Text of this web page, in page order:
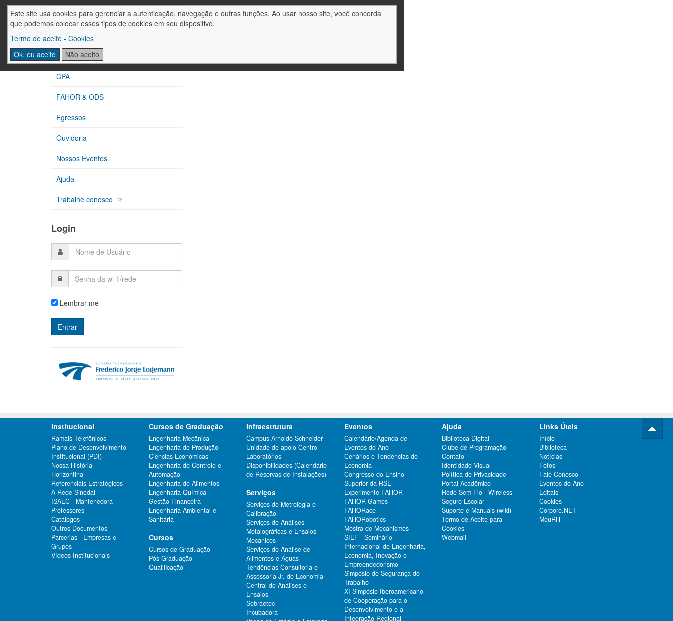
Este site usa cookies para gerenciar a autenticação, navegação e outras funções. Ao usar nosso site, você concorda
que podemos colocar esses tipos de cookies em seu dispositivo.
Termo de aceite - Cookies
Ok, eu aceito
Não aceito
CIPA
Extensão
Núcleos de Apoio
CPA
FAHOR & ODS
Egressos
Ouvidoria
Nossos Eventos
Ajuda
Trabalhe conosco
Login
Lembrar-me
Institucional
Ramais Telefônicos
Plano de Desenvolvimento
Institucional (PDI)
Nossa História
Horizontina
Referenciais Estratégicos
A Rede Sinodal
ISAEC - Mantenedora
Professores
Catálogos
Outros Documentos
Parcerias - Empresas e
Grupos
Vídeos Institucionais
Cursos de Graduação
Engenharia Mecânica
Engenharia de Produção
Ciências Econômicas
Engenharia de Controle e
Automação
Engenharia de Alimentos
Engenharia Química
Gestão Financeira
Engenharia Ambiental e
Sanitária
Cursos
Cursos de Graduação
Pós-Graduação
Qualificação
Infraestrutura
Campus Arnoldo Schneider
Unidade de apoio Centro
Laboratórios
Disponibilidades (Calendário
de Reservas de Instalações)
Serviços
Serviços de Metrologia e
Calibração
Serviços de Análises
Metalográficas e Ensaios
Mecânicos
Serviços de Análise de
Alimentos e Águas
Tendências Consultoria e
Assessoria Jr. de Economia
Central de Análises e
Ensaios
Sebraetec
Incubadora
Eventos
Calendário/Agenda de
Eventos do Ano
Cenários e Tendências de
Economia
Congresso do Ensino
Superior da RSE
Experimente FAHOR
FAHOR Games
FAHORace
FAHORobotics
Mostra de Mecanismos
SIEF - Seminário
Internacional de Engenharia,
Economia, Inovação e
Empreendedorismo
Simpósio de Segurança do
Trabalho
XI Simpósio Iberoamericano
de Cooperação para o
Desenvolvimento e a
Integração Regional
Ajuda
Biblioteca Digital
Clube de Programação
Contato
Identidade Visual
Política de Privacidade
Portal Acadêmico
Rede Sem Fio - Wireless
Seguro Escolar
Suporte e Manuais (wiki)
Termo de Aceite para
Cookies
Webmail
Links Úteis
Início
Biblioteca
Notícias
Fotos
Fale Conosco
Eventos do Ano
Editais
Cookies
Corpore.NET
MeuRH